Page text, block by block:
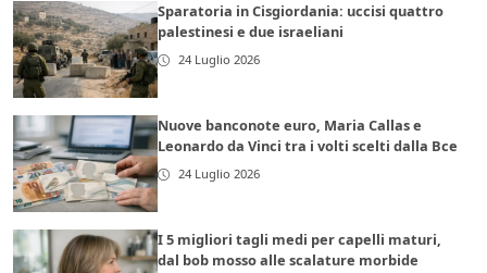
Sparatoria in Cisgiordania: uccisi quattro
palestinesi e due israeliani
24 Luglio 2026
Nuove banconote euro, Maria Callas e
Leonardo da Vinci tra i volti scelti dalla Bce
24 Luglio 2026
I 5 migliori tagli medi per capelli maturi,
dal bob mosso alle scalature morbide